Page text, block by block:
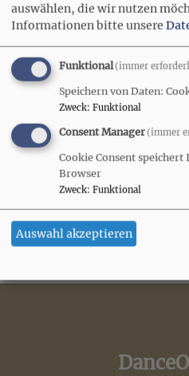
wöchentlich mittwochs
Magda Preißner
auswählen, die wir nutzen
Informationen bitte unsere
Funktional(immer
Speichern von Daten:
Zweck: Funktional
Consent Manager(immer
Cookie Consent
Browser
Zweck: Funktional
Auswahl akzeptieren